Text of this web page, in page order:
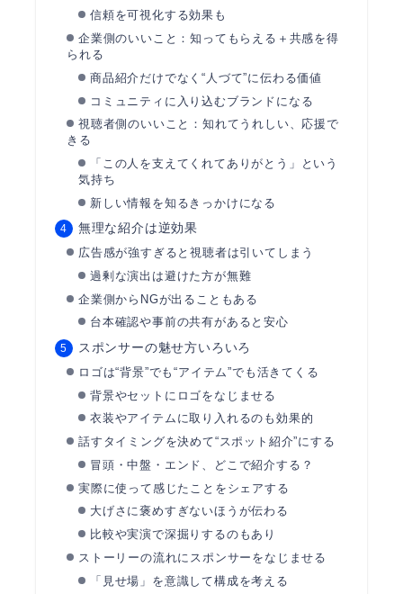
信頼を可視化する効果も
企業側のいいこと：知ってもらえる＋共感を得
られる
商品紹介だけでなく“人づて”に伝わる価値
コミュニティに入り込むブランドになる
視聴者側のいいこと：知れてうれしい、応援で
きる
「この人を支えてくれてありがとう」という
気持ち
新しい情報を知るきっかけになる
無理な紹介は逆効果
広告感が強すぎると視聴者は引いてしまう
過剰な演出は避けた方が無難
企業側からNGが出ることもある
台本確認や事前の共有があると安心
スポンサーの魅せ方いろいろ
ロゴは“背景”でも“アイテム”でも活きてくる
背景やセットにロゴをなじませる
衣装やアイテムに取り入れるのも効果的
話すタイミングを決めて“スポット紹介”にする
冒頭・中盤・エンド、どこで紹介する？
実際に使って感じたことをシェアする
大げさに褒めすぎないほうが伝わる
比較や実演で深掘りするのもあり
ストーリーの流れにスポンサーをなじませる
「見せ場」を意識して構成を考える